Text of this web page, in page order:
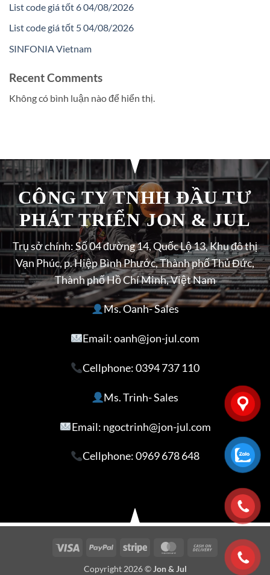
List code giá tốt 6 04/08/2026
List code giá tốt 5 04/08/2026
SINFONIA Vietnam
Recent Comments
Không có bình luận nào để hiển thị.
CÔNG TY TNHH ĐẦU TƯ
PHÁT TRIỂN JON & JUL
Trụ sở chính: Số 04 đường 14, Quốc Lộ 13, Khu đô thị
Vạn Phúc, p. Hiệp Bình Phước, Thành phố Thủ Đức,
Thành phố Hồ Chí Minh, Việt Nam
Ms. Oanh- Sales
Email: oanh@jon-jul.com
Cellphone:0394 737 110
Ms. Trinh- Sales
Email: ngoctrinh@jon-jul.com
Cellphone:0969 678 648
Visa PayPal Stripe MasterCardCash
On
Copyright 2026 © Jon & Jul